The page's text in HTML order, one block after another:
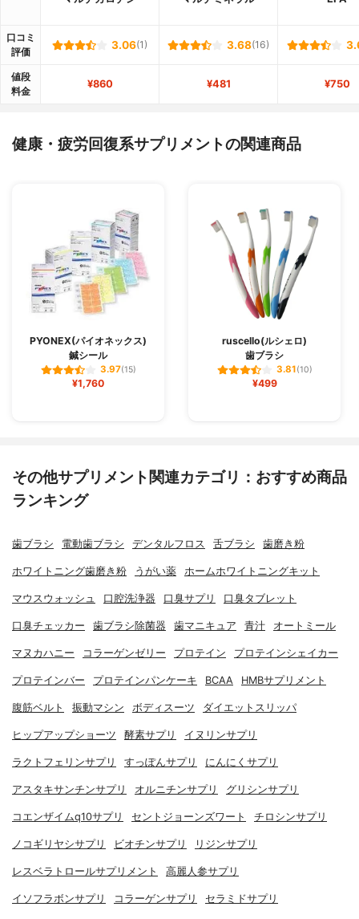
口コミ
評価
3.06(1) 3.68(16)
値段
料金
¥860 ¥481 ¥750
健康・疲労回復系サプリメントの関連商品
PYONEX(パイオネックス)
鍼シール
3.97(15)
¥1,760
ruscello(ルシェロ)
歯ブラシ
3.81(10)
¥499
その他サプリメント関連カテゴリ：おすすめ商品
ランキング
歯ブラシ 電動歯ブラシ デンタルフロス 舌ブラシ 歯磨き粉
ホワイトニング歯磨き粉 うがい薬 ホームホワイトニングキット
マウスウォッシュ 口腔洗浄器 口臭サプリ 口臭タブレット
口臭チェッカー 歯ブラシ除菌器 歯マニキュア 青汁 オートミール
マヌカハニー コラーゲンゼリー プロテイン プロテインシェイカー
プロテインバー プロテインパンケーキ BCAA HMBサプリメント
腹筋ベルト 振動マシン ボディスーツ ダイエットスリッパ
ヒップアップショーツ 酵素サプリ イヌリンサプリ
ラクトフェリンサプリ すっぽんサプリ にんにくサプリ
アスタキサンチンサプリ オルニチンサプリ グリシンサプリ
コエンザイムq10サプリ セントジョーンズワート チロシンサプリ
ノコギリヤシサプリ ビオチンサプリ リジンサプリ
レスベラトロールサプリメント 高麗人参サプリ
イソフラボンサプリ コラーゲンサプリ セラミドサプリ